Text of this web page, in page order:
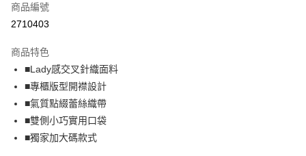
【大哥付你分期使用說明】
1.本服務由台灣大哥大提供，台灣大哥大用戶可立即使用無須另外申請。
流程，驗證手機門號後，選擇欲分期的期數、繳款截止日，確認付款後即完
成交易。
3.實際核准額度、可分期數及費用金額請依後續交易確認頁面所載為準。
4.訂單成立30分鐘內，如未前往確認交易或遇審核未通過，訂單將自動取
法說明評估內容。
【繳款方式說明】
1.分期款項不併入電信帳單，「大哥付你分期」於每月結算日後寄送繳費提
醒簡訊。
AFTEE先享後付
【關於「AFTEE先享後付」】
AFTEE先享後付是「在收到商品之後才付款」的支付方式。 讓您購物簡單
便利好安心！
１．簡單：不需註冊會員、不需綁卡、不需儲值。
２．便利：只要手機號碼，簡訊認證，即可結帳。
３．安心：先確認商品／服務後，再付款。
【「AFTEE先享後付」結帳流程】
全家取貨付款
每筆NT$70，滿NT$699(含以上)免運費
商品編號
2710403
商品特色
■Lady感交叉針織面料
■專櫃版型開襟設計
■氣質點綴蕾絲織帶
■雙側小巧實用口袋
■獨家加大碼款式